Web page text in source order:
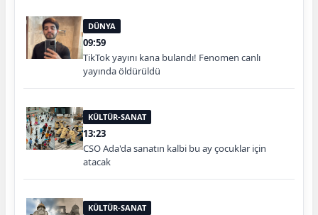
DÜNYA
09:59
TikTok yayını kana bulandı! Fenomen canlı
yayında öldürüldü
KÜLTÜR-SANAT
13:23
CSO Ada'da sanatın kalbi bu ay çocuklar için
atacak
KÜLTÜR-SANAT